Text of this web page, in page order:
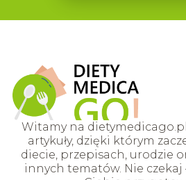
Witamy na
artykuły, dzięki którym
diecie, przepisach, urodzie
innych tematów. Nie czekaj